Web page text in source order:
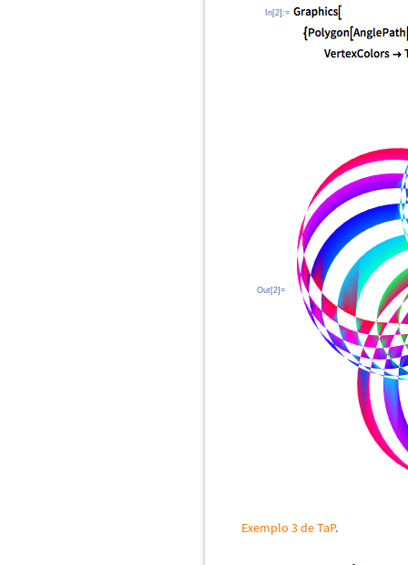
In[2]:=
Out[2]=
Exemplo 3 de TaP.